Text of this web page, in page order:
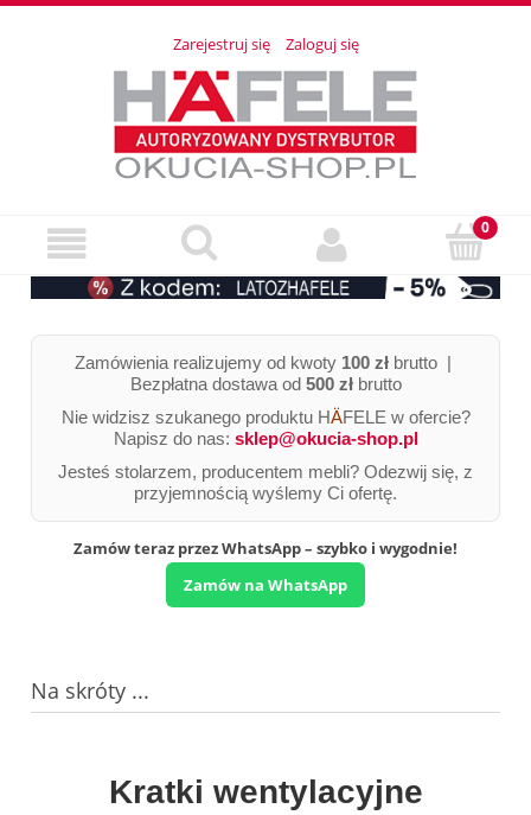
Zarejestruj się Zaloguj się
Zamówienia realizujemy od kwoty 100 zł brutto |
Bezpłatna dostawa od 500 złbrutto
Nie widzisz szukanego produktu HÄFELE w ofercie?
Napisz do nas: sklep@okucia-shop.pl
Jesteś stolarzem, producentem mebli? Odezwij się, z
przyjemnością wyślemy Ci ofertę.
Zamów teraz przez WhatsApp – szybko i wygodnie!
Zamów na WhatsApp
Na skróty ...
Kratki wentylacyjne